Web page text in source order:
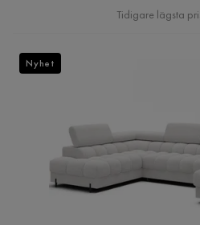
Pris
Tidigare lägsta
Nyhet